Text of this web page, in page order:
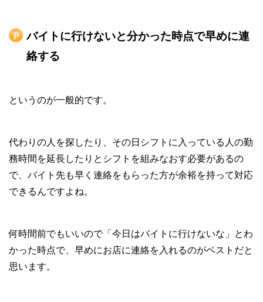
バイトに行けないと分かった時点で早めに連
絡する
というのが一般的です。
代わりの人を探したり、その日シフトに入っている人の勤
務時間を延長したりとシフトを組みなおす必要があるの
で、バイト先も早く連絡をもらった方が余裕を持って対応
できるんですよね。
何時間前でもいいので「今日はバイトに行けないな」とわ
かった時点で、早めにお店に連絡を入れるのがベストだと
思います。